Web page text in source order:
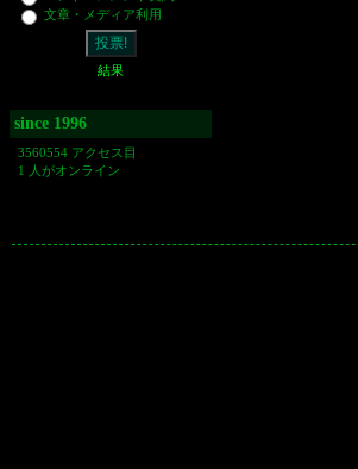
文章・メディア利用
結果
since 1996
3560554 アクセス目
1 人がオンライン